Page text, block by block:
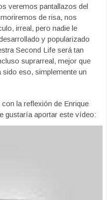
veremos pantallazos del
de risa, nos
irreal, pero nadie le
y popularizado
Second Life será tan
suprarreal, mejor que
eso, simplemente un
la reflexión de Enrique
gustaría aportar este vídeo: